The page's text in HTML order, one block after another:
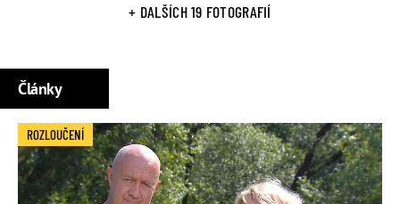
+ DALŠÍCH 19 FOTOGRAFIÍ
Články
ROZLOUČENÍ